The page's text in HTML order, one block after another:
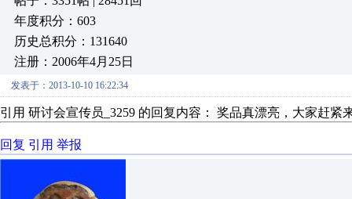
年度积分：603
历史总积分：131640
注册：2006年4月25日
发表于：2013-10-10 16:22:34
引用 研讨会宣传员_3259 的回复内容： 奖品真漂亮，大家赶紧
回复 引用 举报